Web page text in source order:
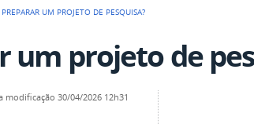
UM PROJETO DE PESQUISA?
um projeto de
modificação 30/04/2026 12h31